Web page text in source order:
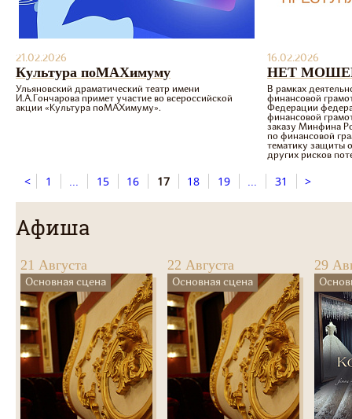
21.02.2026
Культура поМАХимуму
Ульяновский драматический театр имени
И.А.Гончарова примет участие во всероссийской
акции «Культура поMAХимуму».
16.02.2026
НЕТ
В рамках
финансовой
Федерации
финансовой
заказу Минфина
по финансовой
тематику защиты
других рисков
< 1 ... 15 16 17 18 19 ... 31 >
Афиша
21 Августа
Основная сцена
22 Августа
Основная сцена
29